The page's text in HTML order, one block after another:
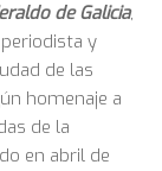
de Galicia,
y
de las
homenaje a
de la
en abril de